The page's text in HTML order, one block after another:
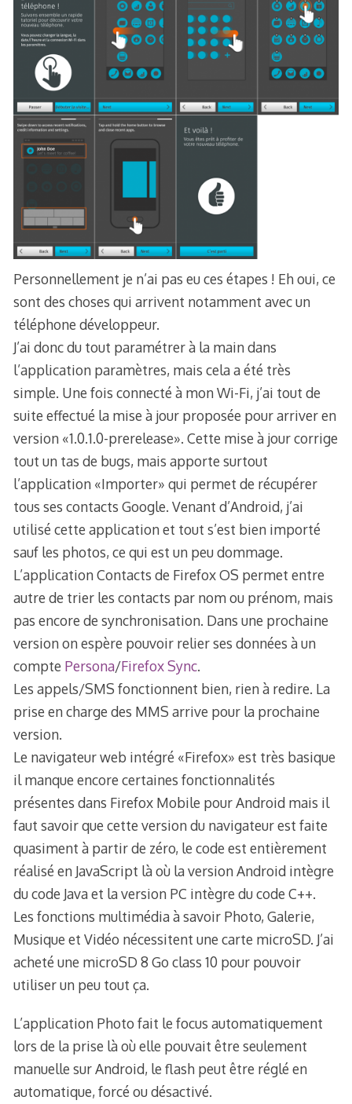
Personnellement je n’ai pas eu ces étapes ! Eh oui, ce
sont des choses qui arrivent notamment avec un
téléphone développeur.
J’ai donc du tout paramétrer à la main dans
l’application paramètres, mais cela a été très
simple. Une fois connecté à mon Wi-Fi, j’ai tout de
suite effectué la mise à jour proposée pour arriver en
version «1.0.1.0-prerelease». Cette mise à jour corrige
tout un tas de bugs, mais apporte surtout
l’application «Importer» qui permet de récupérer
tous ses contacts Google. Venant d’Android, j’ai
utilisé cette application et tout s’est bien importé
sauf les photos, ce qui est un peu dommage.
L’application Contacts de Firefox OS permet entre
autre de trier les contacts par nom ou prénom, mais
pas encore de synchronisation. Dans une prochaine
version on espère pouvoir relier ses données à un
compte Persona/Firefox Sync.
Les appels/SMS fonctionnent bien, rien à redire. La
prise en charge des MMS arrive pour la prochaine
version.
Le navigateur web intégré «Firefox» est très basique
il manque encore certaines fonctionnalités
présentes dans Firefox Mobile pour Android mais il
faut savoir que cette version du navigateur est faite
quasiment à partir de zéro, le code est entièrement
réalisé en JavaScript là où la version Android intègre
du code Java et la version PC intègre du code C++.
Les fonctions multimédia à savoir Photo, Galerie,
Musique et Vidéo nécessitent une carte microSD. J’ai
acheté une microSD 8 Go class 10 pour pouvoir
utiliser un peu tout ça.
L’application Photo fait le focus automatiquement
lors de la prise là où elle pouvait être seulement
manuelle sur Android, le flash peut être réglé en
automatique, forcé ou désactivé.